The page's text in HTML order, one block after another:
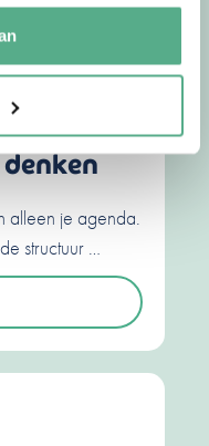
alleen je agenda.
structuur …